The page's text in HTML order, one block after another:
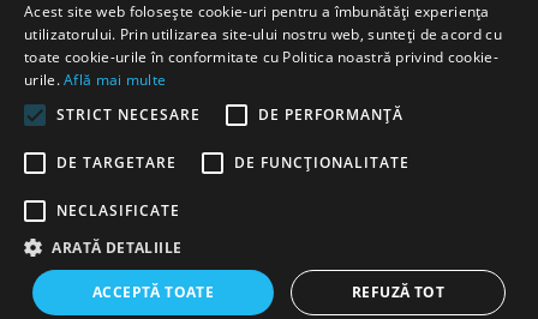
2012 Chișinău, Republica Moldova
tel: (+373 22) 213652, 227539
fax: (+373 22) 226681
Email: redactia@ijc.md
FacebookYouTubeInstagramTelegram
Acest site web folosește cookie-uri pentru a îmbunătăți experiența
utilizatorului. Prin utilizarea site-ului nostru web, sunteți de acord cu
toate cookie-urile în conformitate cu Politica noastră privind cookie-
urile.Află mai multe
STRICT NECESARE
DE PERFORMANȚĂ
DE TARGETARE DE FUNCŢIONALITATE
NECLASIFICATE
ARATĂ DETALIILE
ACCEPTĂ TOATE REFUZĂ TOT